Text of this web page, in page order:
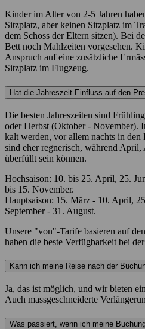
Kinder im Alter von 2-5 Jahren
Sitzplatz, aber keinen Sitzplatz im
dem Schoss der Eltern sitzen). Bei
Bett noch Mahlzeiten vorgesehen.
Anspruch auf eine zusätzliche
Sitzplatz im Flugzeug.
Hat die Jahreszeit Einfluss auf den
Die besten Jahreszeiten sind
oder Herbst (Oktober - November).
kalt werden, vor allem nachts in den
sind eher regnerisch, während
überfüllt sein können.
Hochsaison: 10. bis 25. April, 25.
bis 15. November.
Hauptsaison: 15. März - 10. April,
September - 31. August.
Unsere "von"-Tarife basieren auf
haben die beste Verfügbarkeit bei
Kann ich meine Reise nach der
Ja, das ist möglich, und wir bieten
Auch massgeschneiderte
Was passiert, wenn ich meine